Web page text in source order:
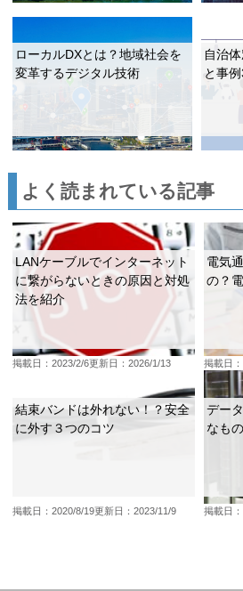
ローカルDXとは？地域社会を
変革するデジタル技術
自治
と事
よく読まれている記事
LANケーブルでインターネット
に繋がらないときの原因と対処
法を紹介
掲載日：2023/2/6更新日：2026/1/13
電気
の？
掲載日
結束バンドは外れない！？安全
に外す３つのコツ
掲載日：2020/8/19更新日：2023/11/9
デー
なも
掲載日